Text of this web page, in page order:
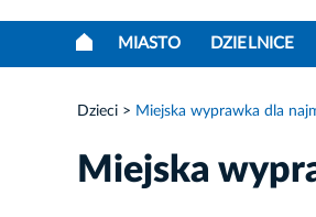
MIASTO DZIELNICE
Dzieci Miejska wyprawka dla
Miejska